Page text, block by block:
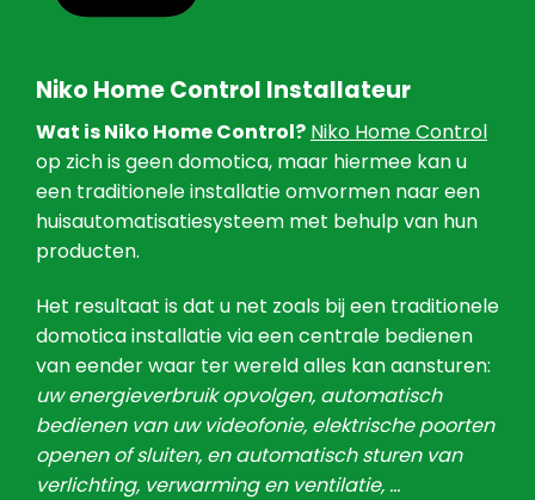
Niko Home Control Installateur
Wat is Niko Home Control? Niko Home Control
op zich is geen domotica, maar hiermee kan u
een traditionele installatie omvormen naar een
huisautomatisatiesysteem met behulp van hun
producten.
Het resultaat is dat u net zoals bij een traditionele
domotica installatie via een centrale bedienen
van eender waar ter wereld alles kan aansturen:
uw energieverbruik opvolgen, automatisch
bedienen van uw videofonie, elektrische poorten
openen of sluiten, en automatisch sturen van
verlichting, verwarming en ventilatie, …